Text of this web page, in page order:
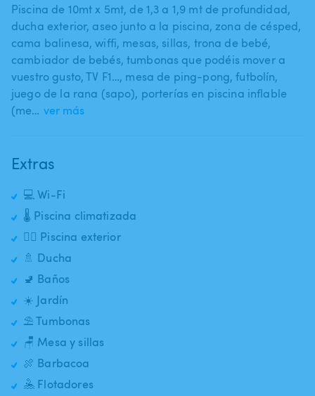
Piscina de 10mt x 5mt​,​ de 1​,​3 a 1​,​9 mt de profundidad​,​
ducha exterior​,​ aseo junto a la piscina​,​ zona de césped​,​
cama balinesa​,​ wiffi​,​ mesas​,​ sillas​,​ trona de bebé​,​
cambiador de bebés​,​ tumbonas que podéis mover a
vuestro gusto​,​ TV F1…​,​ mesa de ping-pong​,​ futbolín​,​
juego de la rana (sapo)​,​ porterías en piscina inflable
(me… ver más
Extras
💻 Wi-Fi
🌡️ Piscina climatizada
🏊‍♂️ Piscina exterior
🚿 Ducha
🚽 Baños
☀️ Jardín
⛱️ Tumbonas
🪑 Mesa y sillas
🍖 Barbacoa
🤽 Flotadores